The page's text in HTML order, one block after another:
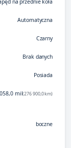
Automatyczna
Czarny
Brak danych
Posiada
mil(276 900,0 km)
boczne